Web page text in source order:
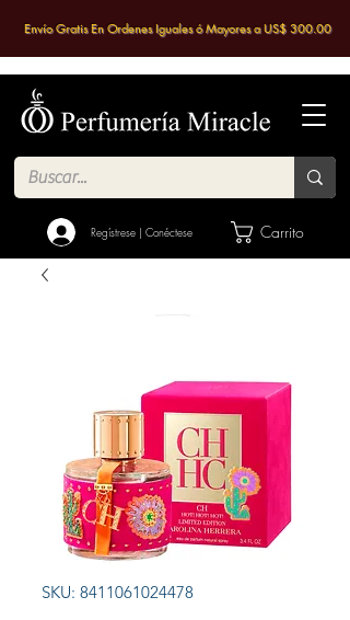
Regístrese | Conéctese Carrito
Envío Gratis En Ordenes Iguales ó Mayores a US$ 300.00
SKU: 8411061024478